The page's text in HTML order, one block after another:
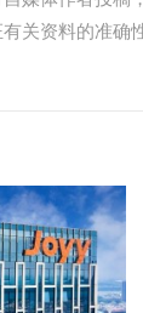
关资料的准确